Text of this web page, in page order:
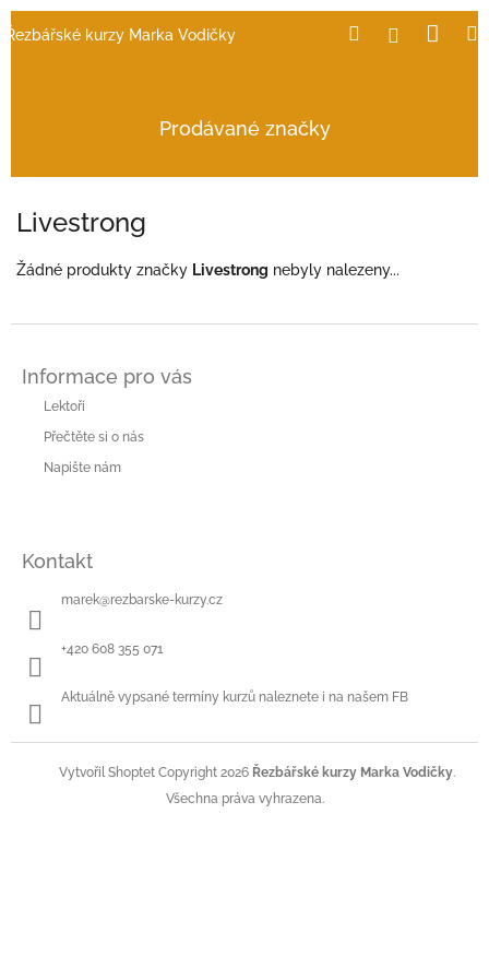
na
Řezbářské kurzy Marka Vodičky HledatPřihlášení
Prodávané značky
Livestrong
Žádné produkty značky Livestrong nebyly nalezeny...
Informace pro vás
Lektoři
Přečtěte si o nás
Napište nám
Kontakt
marek@rezbarske-kurzy.cz
+420 608 355 071
Aktuálně vypsané termíny kurzů naleznete i na našem FB
Vytvořil Shoptet Copyright 2026 Řezbářské kurzy Marka Vodičky.
Všechna práva vyhrazena.